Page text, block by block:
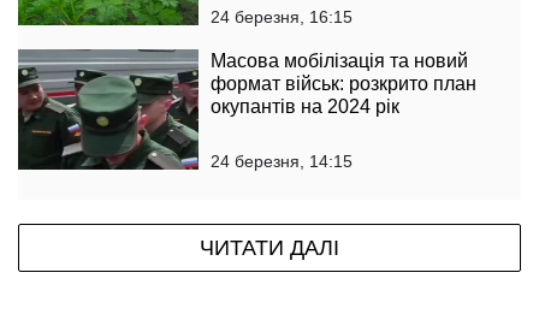
24 березня, 16:15
Масова мобілізація та новий
формат військ: розкрито план
окупантів на 2024 рік
24 березня, 14:15
ЧИТАТИ ДАЛІ